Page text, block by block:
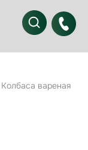
вареная